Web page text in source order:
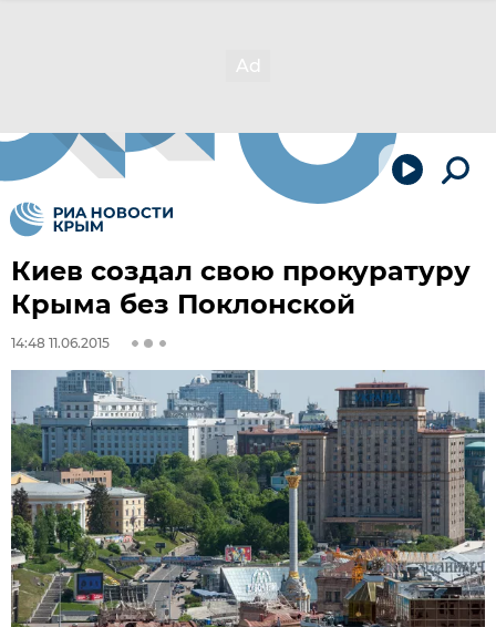
Киев создал свою прокуратуру
Крыма без Поклонской
14:48 11.06.2015